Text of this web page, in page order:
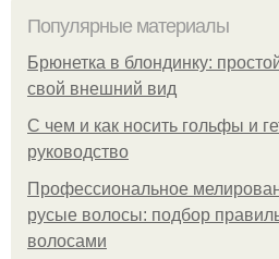
Популярные материалы
Брюнетка в блондинку:
свой внешний вид
С чем и как носить гольфы и
руководство
Профессиональное
русые волосы: подбор
волосами